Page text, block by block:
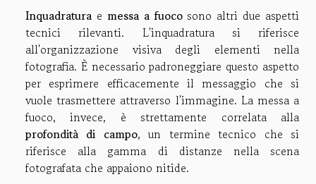
Inquadratura e messa a fuocosono altri due aspetti
tecnici rilevanti. L'inquadratura si riferisce
all'organizzazione visiva degli elementi nella
fotografia. È necessario padroneggiare questo aspetto
per esprimere efficacemente il messaggio che si
vuole trasmettere attraverso l'immagine. La messa a
fuoco, invece, è strettamente correlata alla
profondità di campo, un termine tecnico che si
riferisce alla gamma di distanze nella scena
fotografata che appaiono nitide.